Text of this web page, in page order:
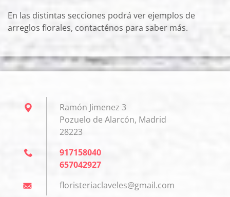
En las distintas secciones podrá ver ejemplos de
arreglos florales, contacténos para saber más.
Ramón Jimenez 3
Pozuelo de Alarcón, Madrid
28223
917158040
657042927
floristeriaclaveles@gmail.com